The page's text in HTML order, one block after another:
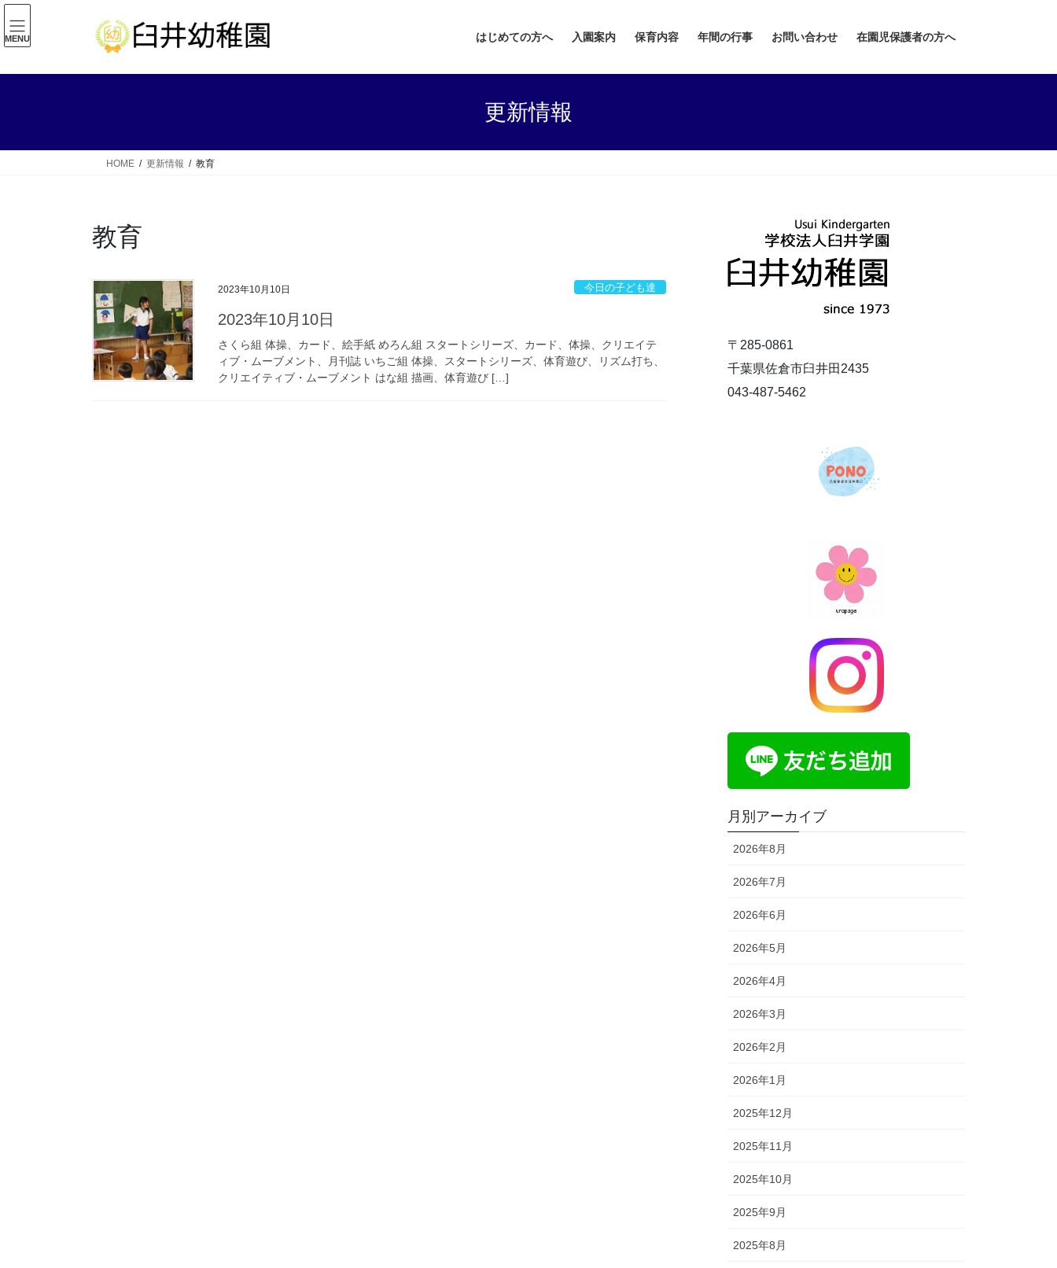
コ
ン
テ
ナ
ビ
ゲ
はじめての方へ 入園案内 保育内容 年間の行事 お問い合わせ 在園児保護者の方へ
更新情報
HOME 更新情報 教育
教育
2023年10月10日 今日の子ども達
2023年10月10日
さくら組 体操、カード、絵手紙 めろん組 スタートシリーズ、カード、体操、クリエイテ
ィブ・ムーブメント、月刊誌 いちご組 体操、スタートシリーズ、体育遊び、リズム打ち、
クリエイティブ・ムーブメント はな組 描画、体育遊び […]
〒285-0861
千葉県佐倉市臼井田2435
043-487-5462
月別アーカイブ
2026年8月
2026年7月
2026年6月
2026年5月
2026年4月
2026年3月
2026年2月
2026年1月
2025年12月
2025年11月
2025年10月
2025年9月
2025年8月
MENU